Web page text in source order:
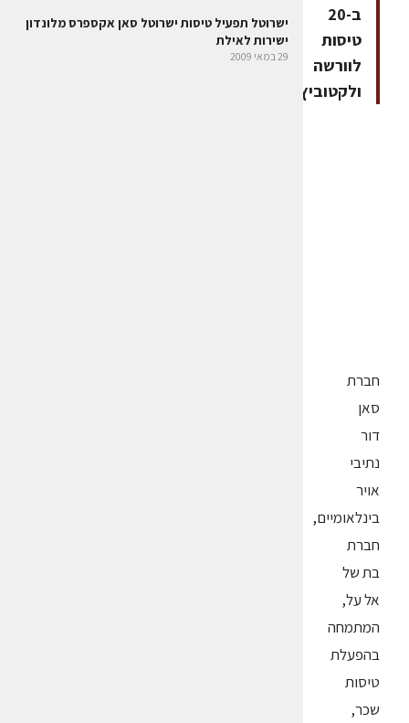
ב-20
טיסות
לוורשה
ולקטוביץ
חברת
סאן
דור
נתיבי
אויר
בינלאומיים,
חברת
בת של
אל על,
המתמחה
בהפעלת
טיסות
שכר,
ישרוטל תפעיל טיסות ישרוטל סאן אקספרס מלונדון
ישירות לאילת
29 במאי 2009